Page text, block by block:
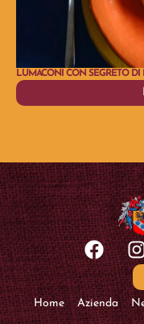
LUMACONI CON SEGRETO
Home Azienda